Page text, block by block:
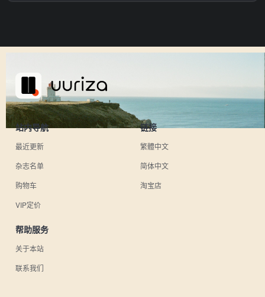
站内导航
最近更新
杂志名单
购物车
VIP定价
链接
繁體中文
简体中文
淘宝店
帮助服务
关于本站
联系我们